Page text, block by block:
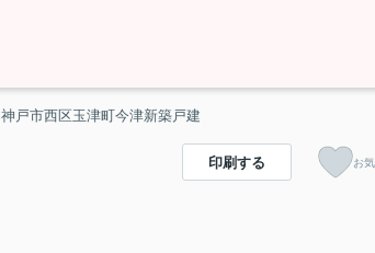
神戸市西区玉津町今津新築戸建
印刷する お